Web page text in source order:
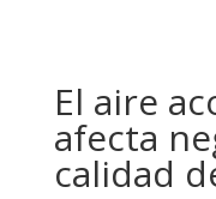
El aire
afecta
calidad